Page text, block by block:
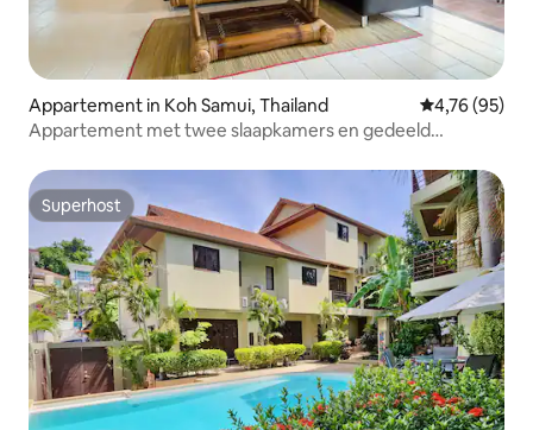
Appartement in Koh Samui, Thailand Gemiddelde
4,76 (95)
Appartement met twee slaapkamers en gedeeld
Superhost
Superhost